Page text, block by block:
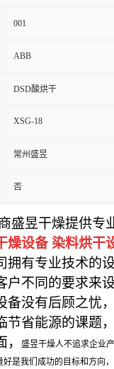
001
ABB
DSD酸烘干
XSG-18
常州盛昱
否
盛昱干燥提供专
燥设备 染料烘干
拥有专业技术的
户不同的要求来
备没有后顾之忧
节省能源的课题，
盛昱干燥人不追求企业
好是我们成功的目标和方向